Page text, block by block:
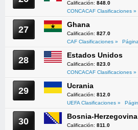
Calificación: 848.0
CONCACAF Clasificaciones »
27 Ghana
Calificación: 827.0
CAF Clasificaciones »
28 Estados Unidos
Calificación: 823.0
CONCACAF Clasificaciones »
29 Ucrania
Calificación: 812.0
UEFA Clasificaciones »
30 Bosnia-Herzegovina
Calificación: 811.0